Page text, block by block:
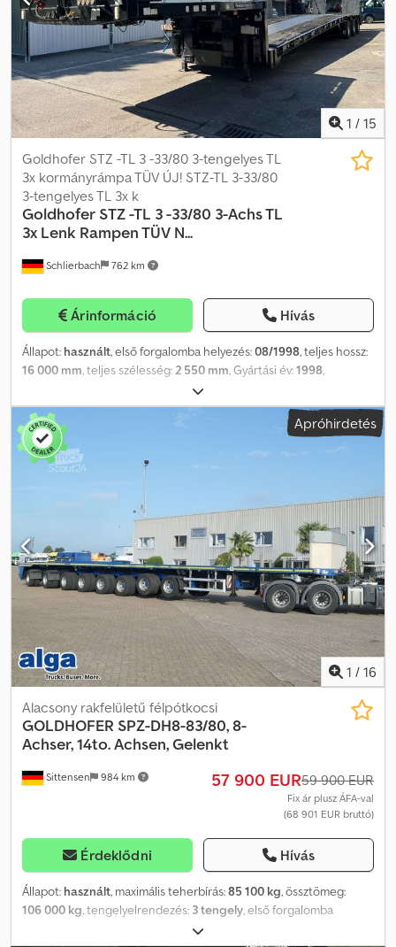
Szélesség: 720 mm Nyeregterhelés: 14 500 kg Hátsó
tengelyterhelés: 2 x 10.000 kg Össztömeg: 34.500 kg Hasznos
teher: 24.000 kg Önsúly: 10.500 kg
1 / 15
Schlierbach 762 km
Goldhofer STZ -TL 3 -33/80 3-tengelyes TL
3x kormányrámpa TÜV ÚJ! STZ-TL 3-33/80
3-tengelyes TL 3x k
Goldhofer STZ -TL 3 -33/80 3-Achs TL
3x Lenk Rampen TÜV N...
Árinformáció Hívás
Állapot: használt, első forgalomba helyezés:08/1998, teljes hossz:
16 000 mm , teljes szélesség: 2 550 mm , Gyártási év:1998
GOLDHOFER STZ-TL 3-33/80 3 tengelyes (hattyúnyakas)
mélybölcsős félpótkocsi 3 kormányzott tengellyel, süllyeszthető
platóval és hidraulikus rámpákkal A FÉLPÓTKOCSI
HOMOKFÚVOTT ÉS FRISSEN FESTETT!! • ABS • 3 x BPW ECO-Plus
légrugós tengely • 3 x kormányzott tengely • emelő/süllyesztő
süllyeszthető plató • szélesíthető 3 m-re • figyelmeztető táblák •
NATO csatlakozó elektromos/hidraulikus szivattyúhoz • teljes
hossz: 16 000 mm • önsúly: 15 900 kg • megengedett össztömeg:
48 000 kg (technikailag lehetséges: 48 000 kg) • teherbírás: 32 100
kg • 4 x tengelyterhelés mérő • ikerabroncsok: 235/75 R17,5 - TÜV /
műszaki vizsga és SP: !! új !! Dcedpfx Adswpknwoqsk - Német
jármű! Az adatok és az értékesítés változásának jogát fenntartjuk!
Apróhirdetés
1 / 16
Sittensen 984 km
Alacsony rakfelületű félpótkocsi
GOLDHOFER SPZ-DH8-83/80, 8-
Achser, 14to. Achsen, Gelenkt
57 900 EUR59 900 EUR
Fix ár plusz ÁFA-val
(68 901 EUR bruttó)
Érdeklődni Hívás
Állapot: használt, maximális teherbírás:85 100 kg, össztömeg:
106 000 kg, tengelyelrendezés: 3 tengely, első forgalomba
, raktér hossza:19 390 mm